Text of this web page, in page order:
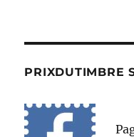
PRIXDUTIMBRE